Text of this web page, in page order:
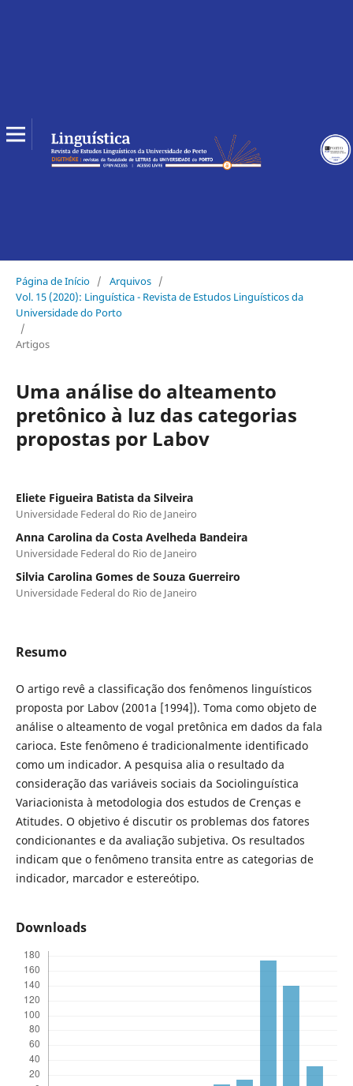
Página de Início / Arquivos /
Vol. 15 (2020): Linguística - Revista de Estudos Linguísticos da
Universidade do Porto
/
Artigos
Uma análise do alteamento
pretônico à luz das categorias
propostas por Labov
Eliete Figueira Batista da Silveira
Universidade Federal do Rio de Janeiro
Anna Carolina da Costa Avelheda Bandeira
Universidade Federal do Rio de Janeiro
Silvia Carolina Gomes de Souza Guerreiro
Universidade Federal do Rio de Janeiro
Resumo
O artigo revê a classificação dos fenômenos linguísticos
proposta por Labov (2001a [1994]). Toma como objeto de
análise o alteamento de vogal pretônica em dados da fala
carioca. Este fenômeno é tradicionalmente identificado
como um indicador. A pesquisa alia o resultado da
consideração das variáveis sociais da Sociolinguística
Variacionista à metodologia dos estudos de Crenças e
Atitudes. O objetivo é discutir os problemas dos fatores
condicionantes e da avaliação subjetiva. Os resultados
indicam que o fenômeno transita entre as categorias de
indicador, marcador e estereótipo.
Downloads